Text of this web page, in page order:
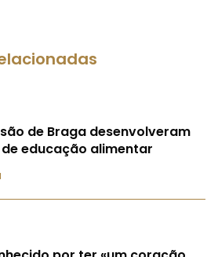
de Braga desenvolveram
educação alimentar